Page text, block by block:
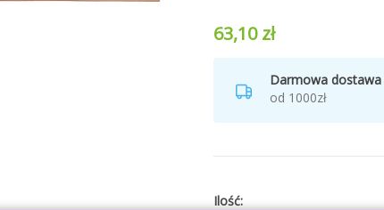
63,10 zł
Darmowa dostawa
od 1000zł
Ilość